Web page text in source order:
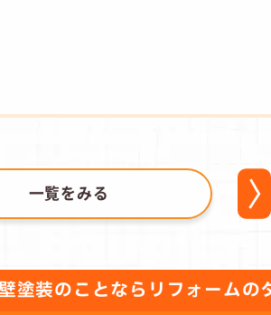
一覧をみる
塗装のことならリフォームの